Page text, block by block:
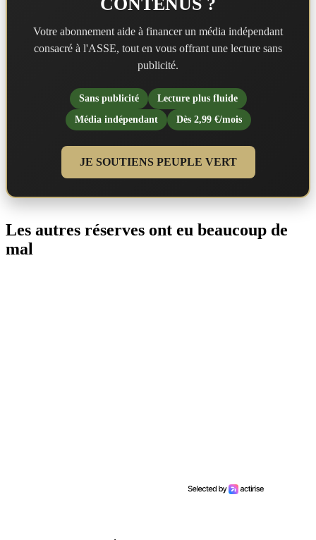
Votre abonnement aide à financer un média indépendant
consacré à l'ASSE, tout en vous offrant une lecture sans
publicité.
Sans publicité
Lecture plus fluide
Média indépendant
Dès 2,99 €/mois
JE SOUTIENS PEUPLE VERT
Les autres réserves ont eu beaucoup de
mal